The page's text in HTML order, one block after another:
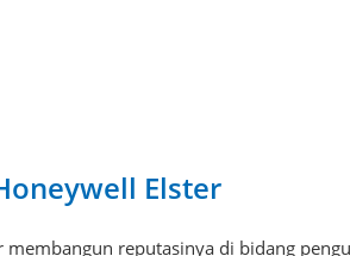
Elster
membangun reputasinya di bidang